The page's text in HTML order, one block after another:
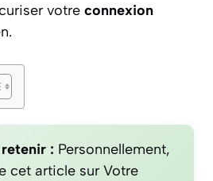
votre connexion
: Personnellement,
cet article sur Votre